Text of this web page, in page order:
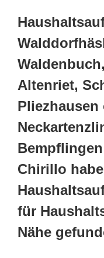
Altenriet,
Pliezhausen
Chirillo
für
Nähe